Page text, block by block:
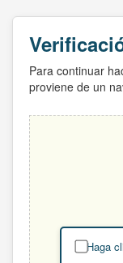
Para continuar
proviene de un
Haga